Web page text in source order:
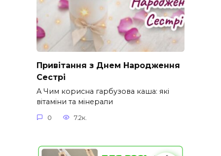
Привітання з Днем Народження
Сестрі
A Чим корисна гарбузова каша: які
вітаміни та мінерали
0 7.2к.